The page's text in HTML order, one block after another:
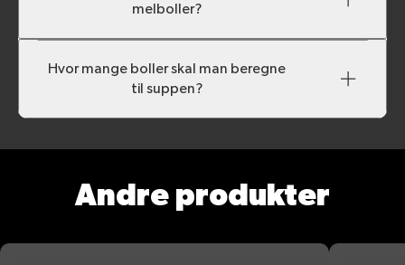
melboller?
Hvor mange boller skal man beregne
til suppen?
Andre produkter